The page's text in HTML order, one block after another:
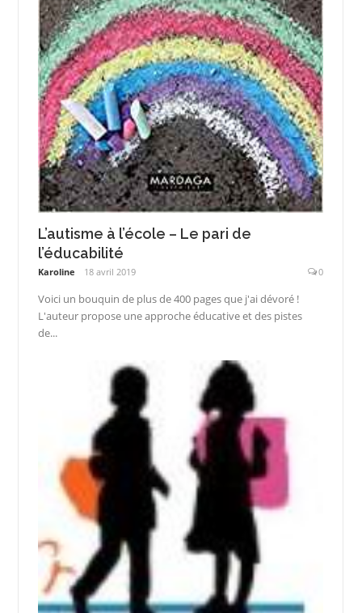
L’autisme à l’école – Le pari de
l’éducabilité
Karoline 18 avril 2019 0
Voici un bouquin de plus de 400 pages que j'ai dévoré !
L'auteur propose une approche éducative et des pistes
de...